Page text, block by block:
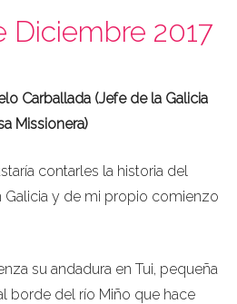
Diciembre 2017
Carballada (Jefe de la Galicia
Missionera)
contarles la historia del
Galicia y de mi propio comienzo
su andadura en Tui, pequeña
borde del río Miño que hace